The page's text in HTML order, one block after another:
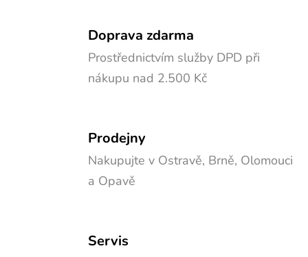
Doprava zdarma
Prostřednictvím služby DPD při
nákupu nad 2.500 Kč
Prodejny
Nakupujte v Ostravě, Brně, Olomouci
a Opavě
Servis